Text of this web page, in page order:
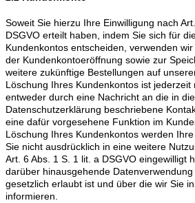
Soweit Sie hierzu Ihre Einwilligung nach
DSGVO erteilt haben, indem Sie sich für
Kundenkontos entscheiden, verwenden
der Kundenkontoeröffnung sowie zur
weitere zukünftige Bestellungen auf
Löschung Ihres Kundenkontos ist jederzeit
entweder durch eine Nachricht an die in
Datenschutzerklärung beschriebene
eine dafür vorgesehene Funktion im
Löschung Ihres Kundenkontos werden
Sie nicht ausdrücklich in eine weitere
Art. 6 Abs. 1 S. 1 lit. a DSGVO eingewilligt
darüber hinausgehende
gesetzlich erlaubt ist und über die wir Sie
informieren.